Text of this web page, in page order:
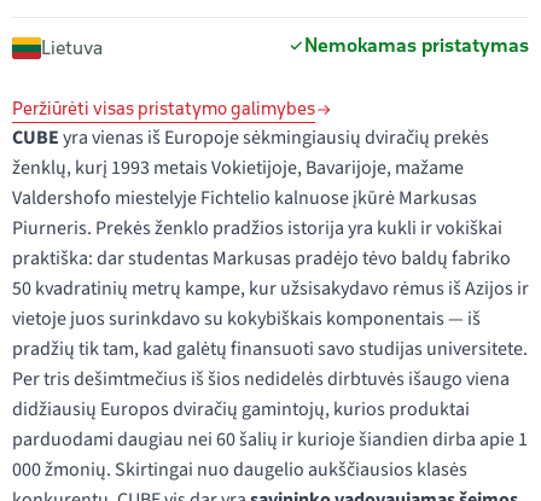
Lietuva Nemokamas pristatymas
Peržiūrėti visas pristatymo galimybes
CUBEyra vienas iš Europoje sėkmingiausių dviračių prekės
ženklų, kurį 1993 metais Vokietijoje, Bavarijoje, mažame
Valdershofo miestelyje Fichtelio kalnuose įkūrė Markusas
Piurneris. Prekės ženklo pradžios istorija yra kukli ir vokiškai
praktiška: dar studentas Markusas pradėjo tėvo baldų fabriko
50 kvadratinių metrų kampe, kur užsisakydavo rėmus iš Azijos ir
vietoje juos surinkdavo su kokybiškais komponentais — iš
pradžių tik tam, kad galėtų finansuoti savo studijas universitete.
Per tris dešimtmečius iš šios nedidelės dirbtuvės išaugo viena
didžiausių Europos dviračių gamintojų, kurios produktai
parduodami daugiau nei 60 šalių ir kurioje šiandien dirba apie 1
000 žmonių. Skirtingai nuo daugelio aukščiausios klasės